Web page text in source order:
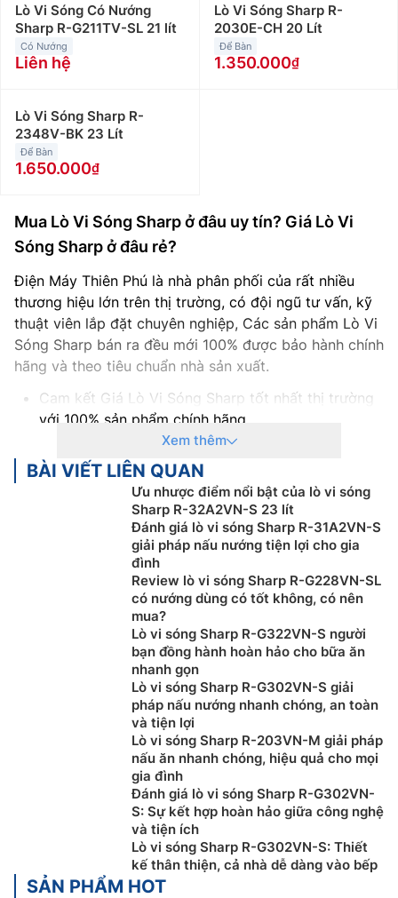
Lò Vi Sóng Có Nướng
Sharp R-G211TV-SL 21 lít
Có Nướng
Liên hệ
Lò Vi Sóng Sharp R-
2030E-CH 20 Lít
Để Bàn
1.350.000
Lò Vi Sóng Sharp R-
2348V-BK 23 Lít
Để Bàn
1.650.000
Mua Lò Vi Sóng Sharp ở đâu uy tín? Giá Lò Vi
Sóng Sharp ở đâu rẻ?
Điện Máy Thiên Phú là nhà phân phối của rất nhiều
thương hiệu lớn trên thị trường, có đội ngũ tư vấn, kỹ
thuật viên lắp đặt chuyên nghiệp, Các sản phẩm Lò Vi
Sóng Sharp bán ra đều mới 100% được bảo hành chính
hãng và theo tiêu chuẩn nhà sản xuất.
Cam kết Giá Lò Vi Sóng Sharp tốt nhất thị trường
với 100% sản phẩm chính hãng
Thanh toán khi mua Lò Vi Sóng Sharp thuận tiện,
bằng tiền mặt, Sec hoặc chuyển khoản
Để được tư vấn miễn phí, hỗ trợ kỹ thuật, hướng
dẫn sử dụng quý khách hàng vui lòng liên hệ:
Nếu khách hàng có như cầu mua Lò Vi Sóng Sharp
số lượng lớn, hoặc Đại lý bán buôn vui lòng liên hệ:
0983262323 – 0983666996 để nhận được hỗ trợ
về giá cũng như hỗ trợ tốt nhất
Khách hàng ở Khu vực Ninh Bình xin vui lòng liên
hệ: 0912339019
Khách hàng ở Khu vực Vĩnh Phúc xin vui lòng liên
hệ: 0982067318
Khách hàng ở Khu vực Lạng Sơn xin vui lòng liên
hệ: 0983666996
Khách hàng ở Khu vực Hòa Bình xin vui lòng liên
hệ: 0983666996
Khách hàng ở Khu vực Thanh Hóa xin vui lòng liên
hệ: 0983666996
Khách hàng ở Khu vực Bắc Giang xin vui lòng liên
hệ: 0983666996
Xem thêm
BÀI VIẾT LIÊN QUAN
Ưu nhược điểm nổi bật của lò vi sóng
Sharp R-32A2VN-S 23 lít
Đánh giá lò vi sóng Sharp R-31A2VN-S
giải pháp nấu nướng tiện lợi cho gia
đình
Review lò vi sóng Sharp R-G228VN-SL
có nướng dùng có tốt không, có nên
mua?
Lò vi sóng Sharp R-G322VN-S người
bạn đồng hành hoàn hảo cho bữa ăn
nhanh gọn
Lò vi sóng Sharp R-G302VN-S giải
pháp nấu nướng nhanh chóng, an toàn
và tiện lợi
Lò vi sóng Sharp R-203VN-M giải pháp
nấu ăn nhanh chóng, hiệu quả cho mọi
gia đình
Đánh giá lò vi sóng Sharp R-G302VN-
S: Sự kết hợp hoàn hảo giữa công nghệ
và tiện ích
Lò vi sóng Sharp R-G302VN-S: Thiết
kế thân thiện, cả nhà dễ dàng vào bếp
SẢN PHẨM HOT